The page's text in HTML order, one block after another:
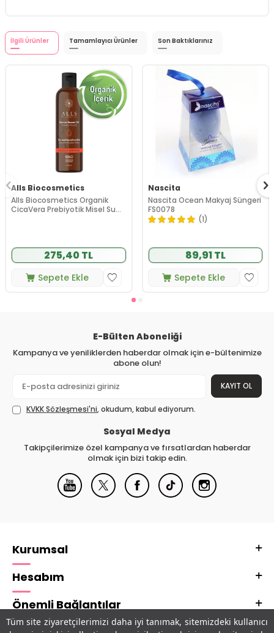
Tüm site ziyaretçilerimizi daha iyi tanımak, sitemizdeki kullanıcı
İlgili Ürünler Tamamlayıcı Ürünler Son Baktıklarınız
Alls Biocosmetics
Alls Biocosmetics Organik
CicaVera Prebiyotik Misel Su
275,40 TL
Sepete Ekle
Nascita
Nascita Ocean Makyaj Süngeri
FS0078
(1)
89,91 TL
Sepete Ekle
E-Bülten Aboneliği
Kampanya ve yeniliklerden haberdar olmak için e-bültenimize
abone olun!
KAYIT OL
KVKK Sözleşmesi'ni, okudum, kabul ediyorum.
Sosyal Medya
Takipçilerimize özel kampanya ve fırsatlardan haberdar
olmak için bizi takip edin.
Kurumsal
Hesabım
Önemli Bağlantılar